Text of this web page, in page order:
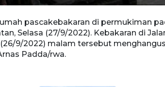
pascakebakaran di permukiman
Selasa (27/9/2022). Kebakaran di
9/2022) malam tersebut
Padda/rwa.